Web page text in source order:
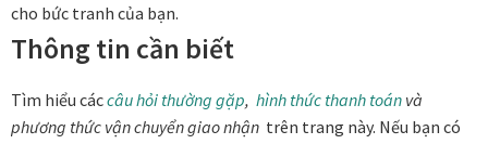
Khung tranh gỗ sồi
Khung tranh treo tường
cho bức tranh của bạn.
Thông tin cần biết
Tìm hiểu cáccâu hỏi thường gặp, hình thức thanh toán và
phương thức vận chuyển giao nhận trên trang này. Nếu bạn có